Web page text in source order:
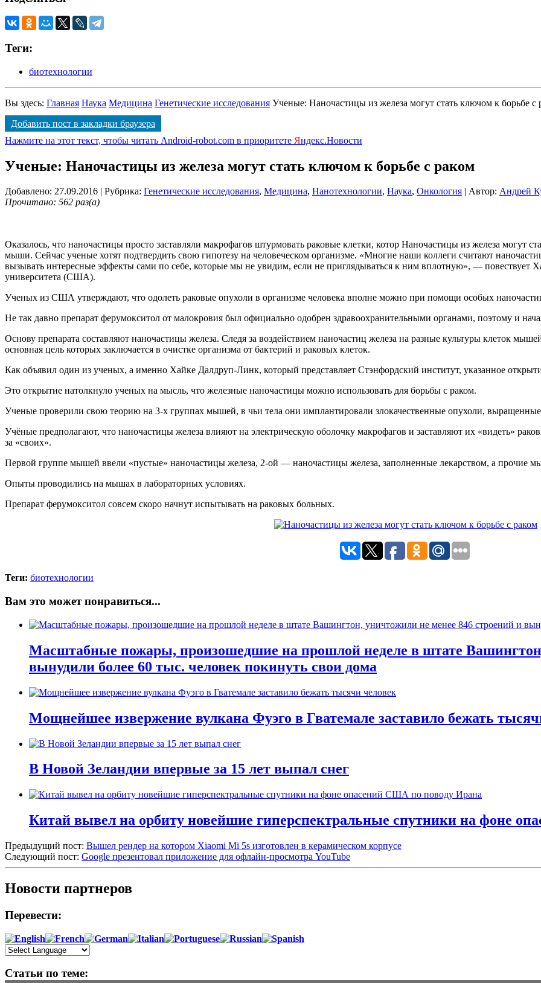
Теги:
биотехнологии
Вы здесь: Главная Наука Медицина Генетические исследования Ученые: Наночастицы из железа могут стать ключом к борьбе с
Добавить пост в закладки браузера
Нажмите на этот текст, чтобы читать Android-robot.com в приоритете Яндекс.Новости
Ученые: Наночастицы из железа могут стать ключом к борьбе с раком
Добавлено: 27.09.2016 | Рубрика: Генетические исследования, Медицина, Нанотехнологии, Наука, Онкология | Автор: Андрей
Прочитано: 562 раз(а)
Оказалось, что наночастицы просто заставляли макрофагов штурмовать раковые клетки, котор Наночастицы из железа могут
мыши. Сейчас ученые хотят подтвердить свою гипотезу на человеческом организме. «Многие наши коллеги считают
вызывать интересные эффекты сами по себе, которые мы не увидим, если не приглядываться к ним вплотную», —
университета (США).
Ученых из США утверждают, что одолеть раковые опухоли в организме человека вполне можно при помощи особых
Не так давно препарат ферумокситол от малокровия был официально одобрен здравоохранительными органами, поэтому и
Основу препарата составляют наночастицы железа. Следя за воздействием наночастиц железа на разные культуры клеток
основная цель которых заключается в очистке организма от бактерий и раковых клеток.
Как объявил один из ученых, а именно Хайке Далдруп-Линк, который представляет Стэнфордский институт, указанное
Это открытие натолкнуло ученых на мысль, что железные наночастицы можно использовать для борьбы с раком.
Ученые проверили свою теорию на 3-х группах мышей, в чьи тела они имплантировали злокачественные опухоли,
Учёные предполагают, что наночастицы железа влияют на электрическую оболочку макрофагов и заставляют их «видеть»
за «своих».
Первой группе мышей ввели «пустые» наночастицы железа, 2-ой — наночастицы железа, заполненные лекарством, а прочие
Опыты проводились на мышах в лабораторных условиях.
Препарат ферумокситол совсем скоро начнут испытывать на раковых больных.
Теги: биотехнологии
Вам это может понравиться...
Масштабные пожары, произошедшие на прошлой неделе в штате
вынудили более 60 тыс. человек покинуть свои дома
Мощнейшее извержение вулкана Фуэго в Гватемале заставило бежать
В Новой Зеландии впервые за 15 лет выпал снег
Китай вывел на орбиту новейшие гиперспектральные спутники на фоне
Предыдущий пост: Вышел рендер на котором Xiaomi Mi 5s изготовлен в керамическом корпусе
Следующий пост: Google презентовал приложение для офлайн-просмотра YouTube
Новости партнеров
Перевести:
Статьи по теме: